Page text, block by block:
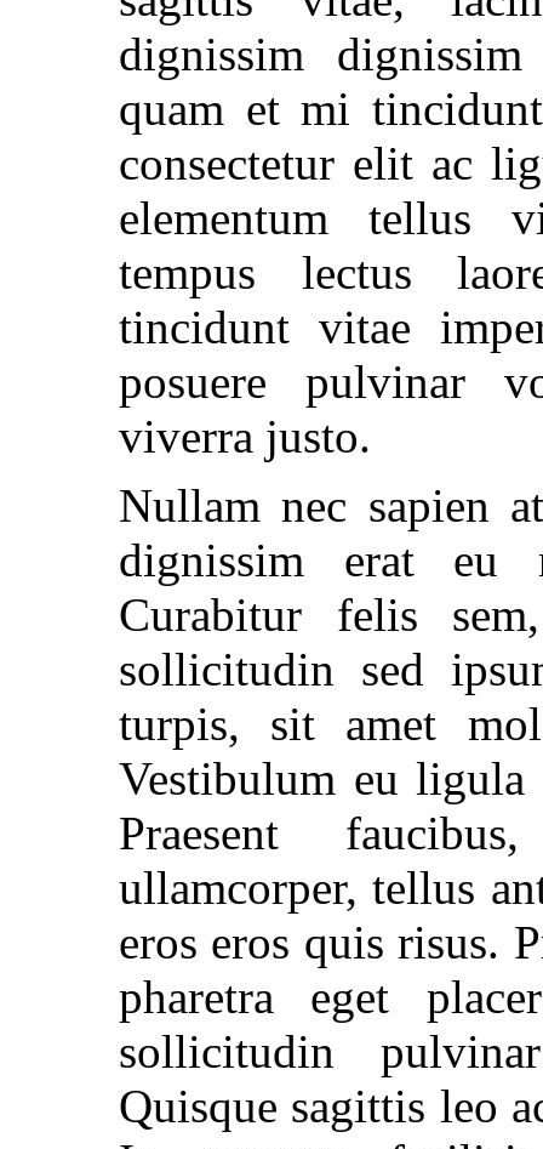
dignissim
quam et mi
consectetur elit ac
elementum tellus
tempus lectus
tincidunt vitae
posuere pulvinar
viverra justo.
Nullam nec sapien
dignissim erat eu
Curabitur felis
sollicitudin sed
turpis, sit amet
Vestibulum eu
Praesent
ullamcorper, tellus
eros eros quis risus.
pharetra eget
sollicitudin
Quisque sagittis leo